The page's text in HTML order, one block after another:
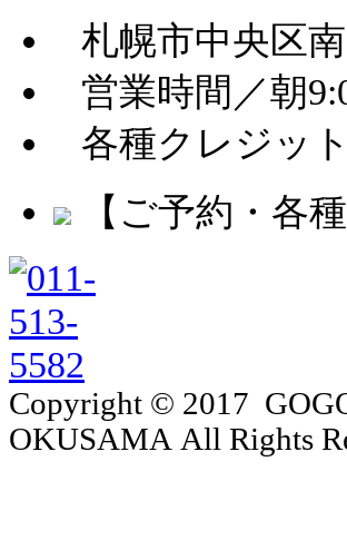
札幌市中央区
営業時間／朝
各種クレジッ
【ご予約・各
Copyright © 2017
OKUSAMA All Rights